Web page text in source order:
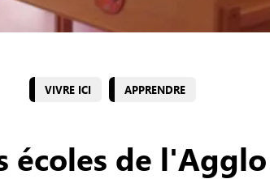
VIVRE ICI APPRENDRE
écoles de l'Agglo